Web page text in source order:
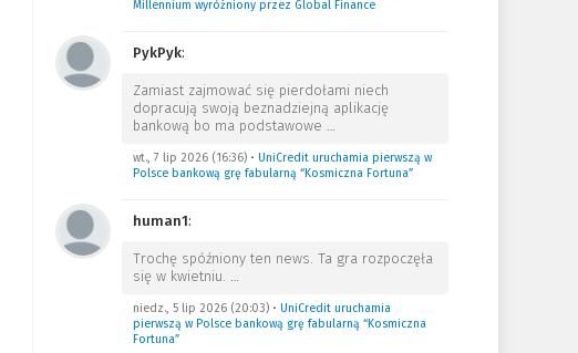
Millennium wyróżniony przez Global Finance
PykPyk:
Zamiast zajmować się pierdołami niech
dopracują swoją beznadziejną aplikację
bankową bo ma podstawowe …
wt., 7 lip 2026 (16:36)• UniCredit uruchamia pierwszą w
Polsce bankową grę fabularną “Kosmiczna Fortuna”
human1:
Trochę spóźniony ten news. Ta gra rozpoczęła
się w kwietniu. …
niedz., 5 lip 2026 (20:03)• UniCredit uruchamia
pierwszą w Polsce bankową grę fabularną “Kosmiczna
Fortuna”